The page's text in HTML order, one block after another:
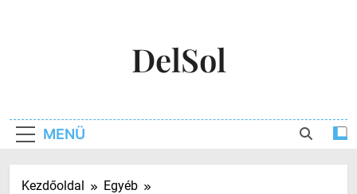
DelSol
MENÜ
Kezdőoldal
Egyéb